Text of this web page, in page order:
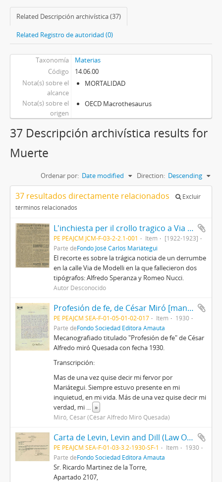
Related Descripción archivística (37)
Related Registro de autoridad (0)
Taxonomía
Materias
Código
14.06.00
Nota(s) sobre el
alcance
MORTALIDAD
Nota(s) sobre el
origen
OECD Macrothesaurus
37 Descripción archivística results for
Muerte
Ordenar por: Date modified Direction: Descending
37 resultados directamente relacionados
Excluir
términos relacionados
L'inchiesta per il crollo tragico a Via dei Modelli [Recorte de Prensa]
PE PEAJCM JCM-F-03-2-2.1-001 Item
[1922-1923]
Parte deFondo José Carlos Mariátegui
El recorte es sobre la trágica noticia de un derrumbe
en la calle Via de Modelli en la que fallecieron dos
tipógrafos: Alfredo Speranza y Romeo Nucci.
Autor Desconocido
Profesión de fe, de César Miró [manuscrito]
PE PEAJCM SEA-F-01-05-01-02-017 Item
1930
Parte deFondo Sociedad Editora Amauta
Mecanografiado titulado "Profesión de fe" de César
Alfredo miró Quesada con fecha 1930.
Transcripción:
Mas de una vez quise decir mi fervor por
Mariátegui. Siempre estuvo presente en mi
inquietud, en mi vida. Más de una vez quise decir mi
verdad, mi ... »
Miró, César (César Alfredo Miró Quesada)
Carta de Levin, Levin and Dill (Law Offices), [1930]
PE PEAJCM SEA-F-01-03-3.2-1930-SF-1 Item
1930
Parte deFondo Sociedad Editora Amauta
Sr. Ricardo Martinez de la Torre,
Apartado 2107,